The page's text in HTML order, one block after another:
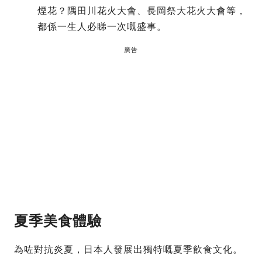
煙花？隅田川花火大會、長岡祭大花火大會等，
都係一生人必睇一次嘅盛事。
廣告
夏季美食體驗
為咗對抗炎夏，日本人發展出獨特嘅夏季飲食文化。